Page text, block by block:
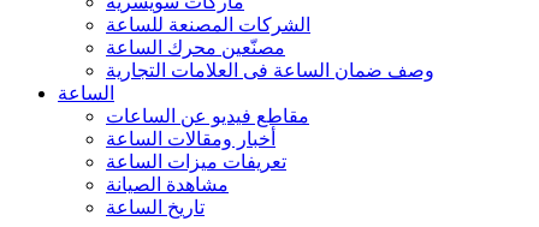
الشركات المصنعة للساعة
مصنّعين محرك الساعة
وصف ضمان الساعة فی العلامات التجارية
الساعة
مقاطع فيديو عن الساعات
أخبار ومقالات الساعة
تعريفات ميزات الساعة
مشاهدة الصيانة
تاريخ الساعة